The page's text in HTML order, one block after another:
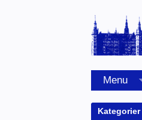
Menu
Kategorier